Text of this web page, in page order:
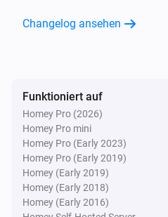
Changelog ansehen
Funktioniert auf
Homey Pro (2026)
Homey Pro mini
Homey Pro (Early 2023)
Homey Pro (Early 2019)
Homey (Early 2019)
Homey (Early 2018)
Homey (Early 2016)